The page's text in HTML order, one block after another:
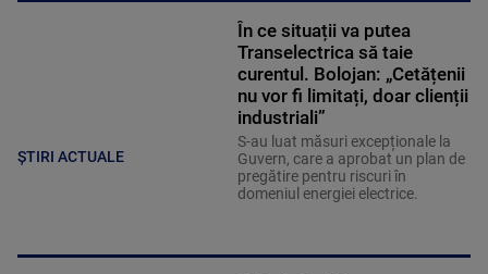
ȘTIRI ACTUALE
În ce situații va putea
Transelectrica să taie
curentul. Bolojan: „Cetățenii
nu vor fi limitați, doar clienții
industriali”
S-au luat măsuri excepționale la
Guvern, care a aprobat un plan de
pregătire pentru riscuri în
domeniul energiei electrice.